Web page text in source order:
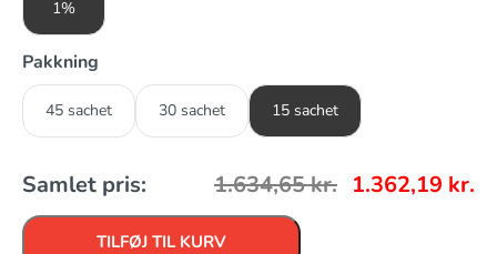
1%
Pakkning
45 sachet 30 sachet 15 sachet
Samlet pris: 1.634,65kr. 1.362,19 kr.
TILFØJ TIL KURV